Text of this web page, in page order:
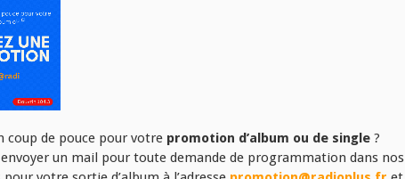
coup de pouce pour votre promotion d’album ou de single?
envoyer un mail pour toute demande de programmation dans nos